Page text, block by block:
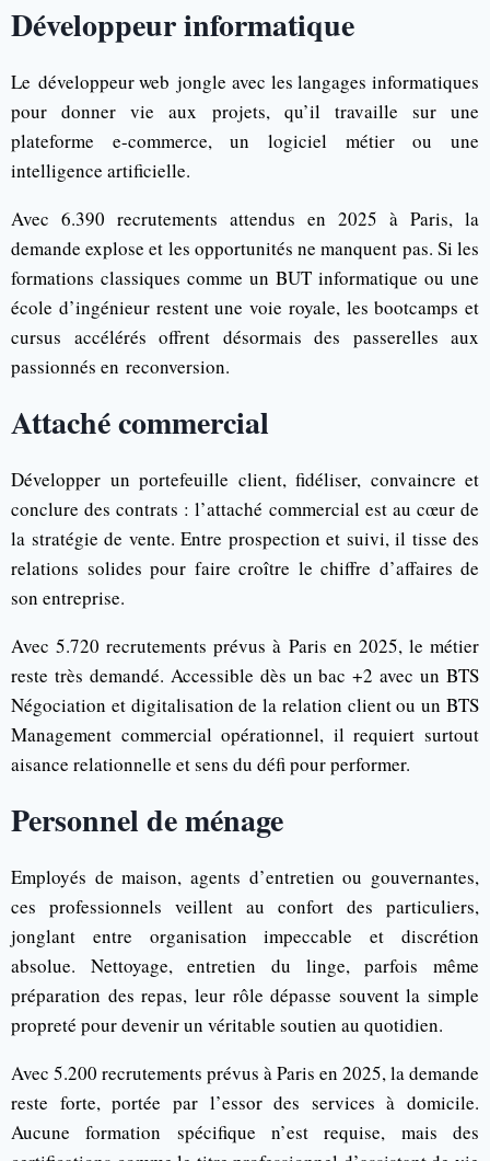
Développeur informatique
Le développeur web jongle avec les langages informatiques
pour donner vie aux projets, qu’il travaille sur une
plateforme e-commerce, un logiciel métier ou une
intelligence artificielle.
Avec 6.390 recrutements attendus en 2025 à Paris, la
demande explose et les opportunités ne manquent pas. Si les
formations classiques comme un BUT informatique ou une
école d’ingénieur restent une voie royale, les bootcamps et
cursus accélérés offrent désormais des passerelles aux
passionnés en reconversion.
Attaché commercial
Développer un portefeuille client, fidéliser, convaincre et
conclure des contrats : l’attaché commercial est au cœur de
la stratégie de vente. Entre prospection et suivi, il tisse des
relations solides pour faire croître le chiffre d’affaires de
son entreprise.
Avec 5.720 recrutements prévus à Paris en 2025, le métier
reste très demandé. Accessible dès un bac +2 avec un BTS
Négociation et digitalisation de la relation client ou un BTS
Management commercial opérationnel, il requiert surtout
aisance relationnelle et sens du défi pour performer.
Personnel de ménage
Employés de maison, agents d’entretien ou gouvernantes,
ces professionnels veillent au confort des particuliers,
jonglant entre organisation impeccable et discrétion
absolue. Nettoyage, entretien du linge, parfois même
préparation des repas, leur rôle dépasse souvent la simple
propreté pour devenir un véritable soutien au quotidien.
Avec 5.200 recrutements prévus à Paris en 2025, la demande
reste forte, portée par l’essor des services à domicile.
Aucune formation spécifique n’est requise, mais des